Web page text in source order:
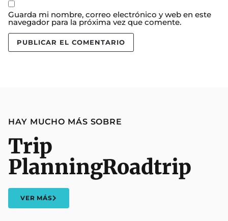
Guarda mi nombre, correo electrónico y web en este
navegador para la próxima vez que comente.
HAY MUCHO MÁS SOBRE
Trip
PlanningRoadtrip
VER MÁS